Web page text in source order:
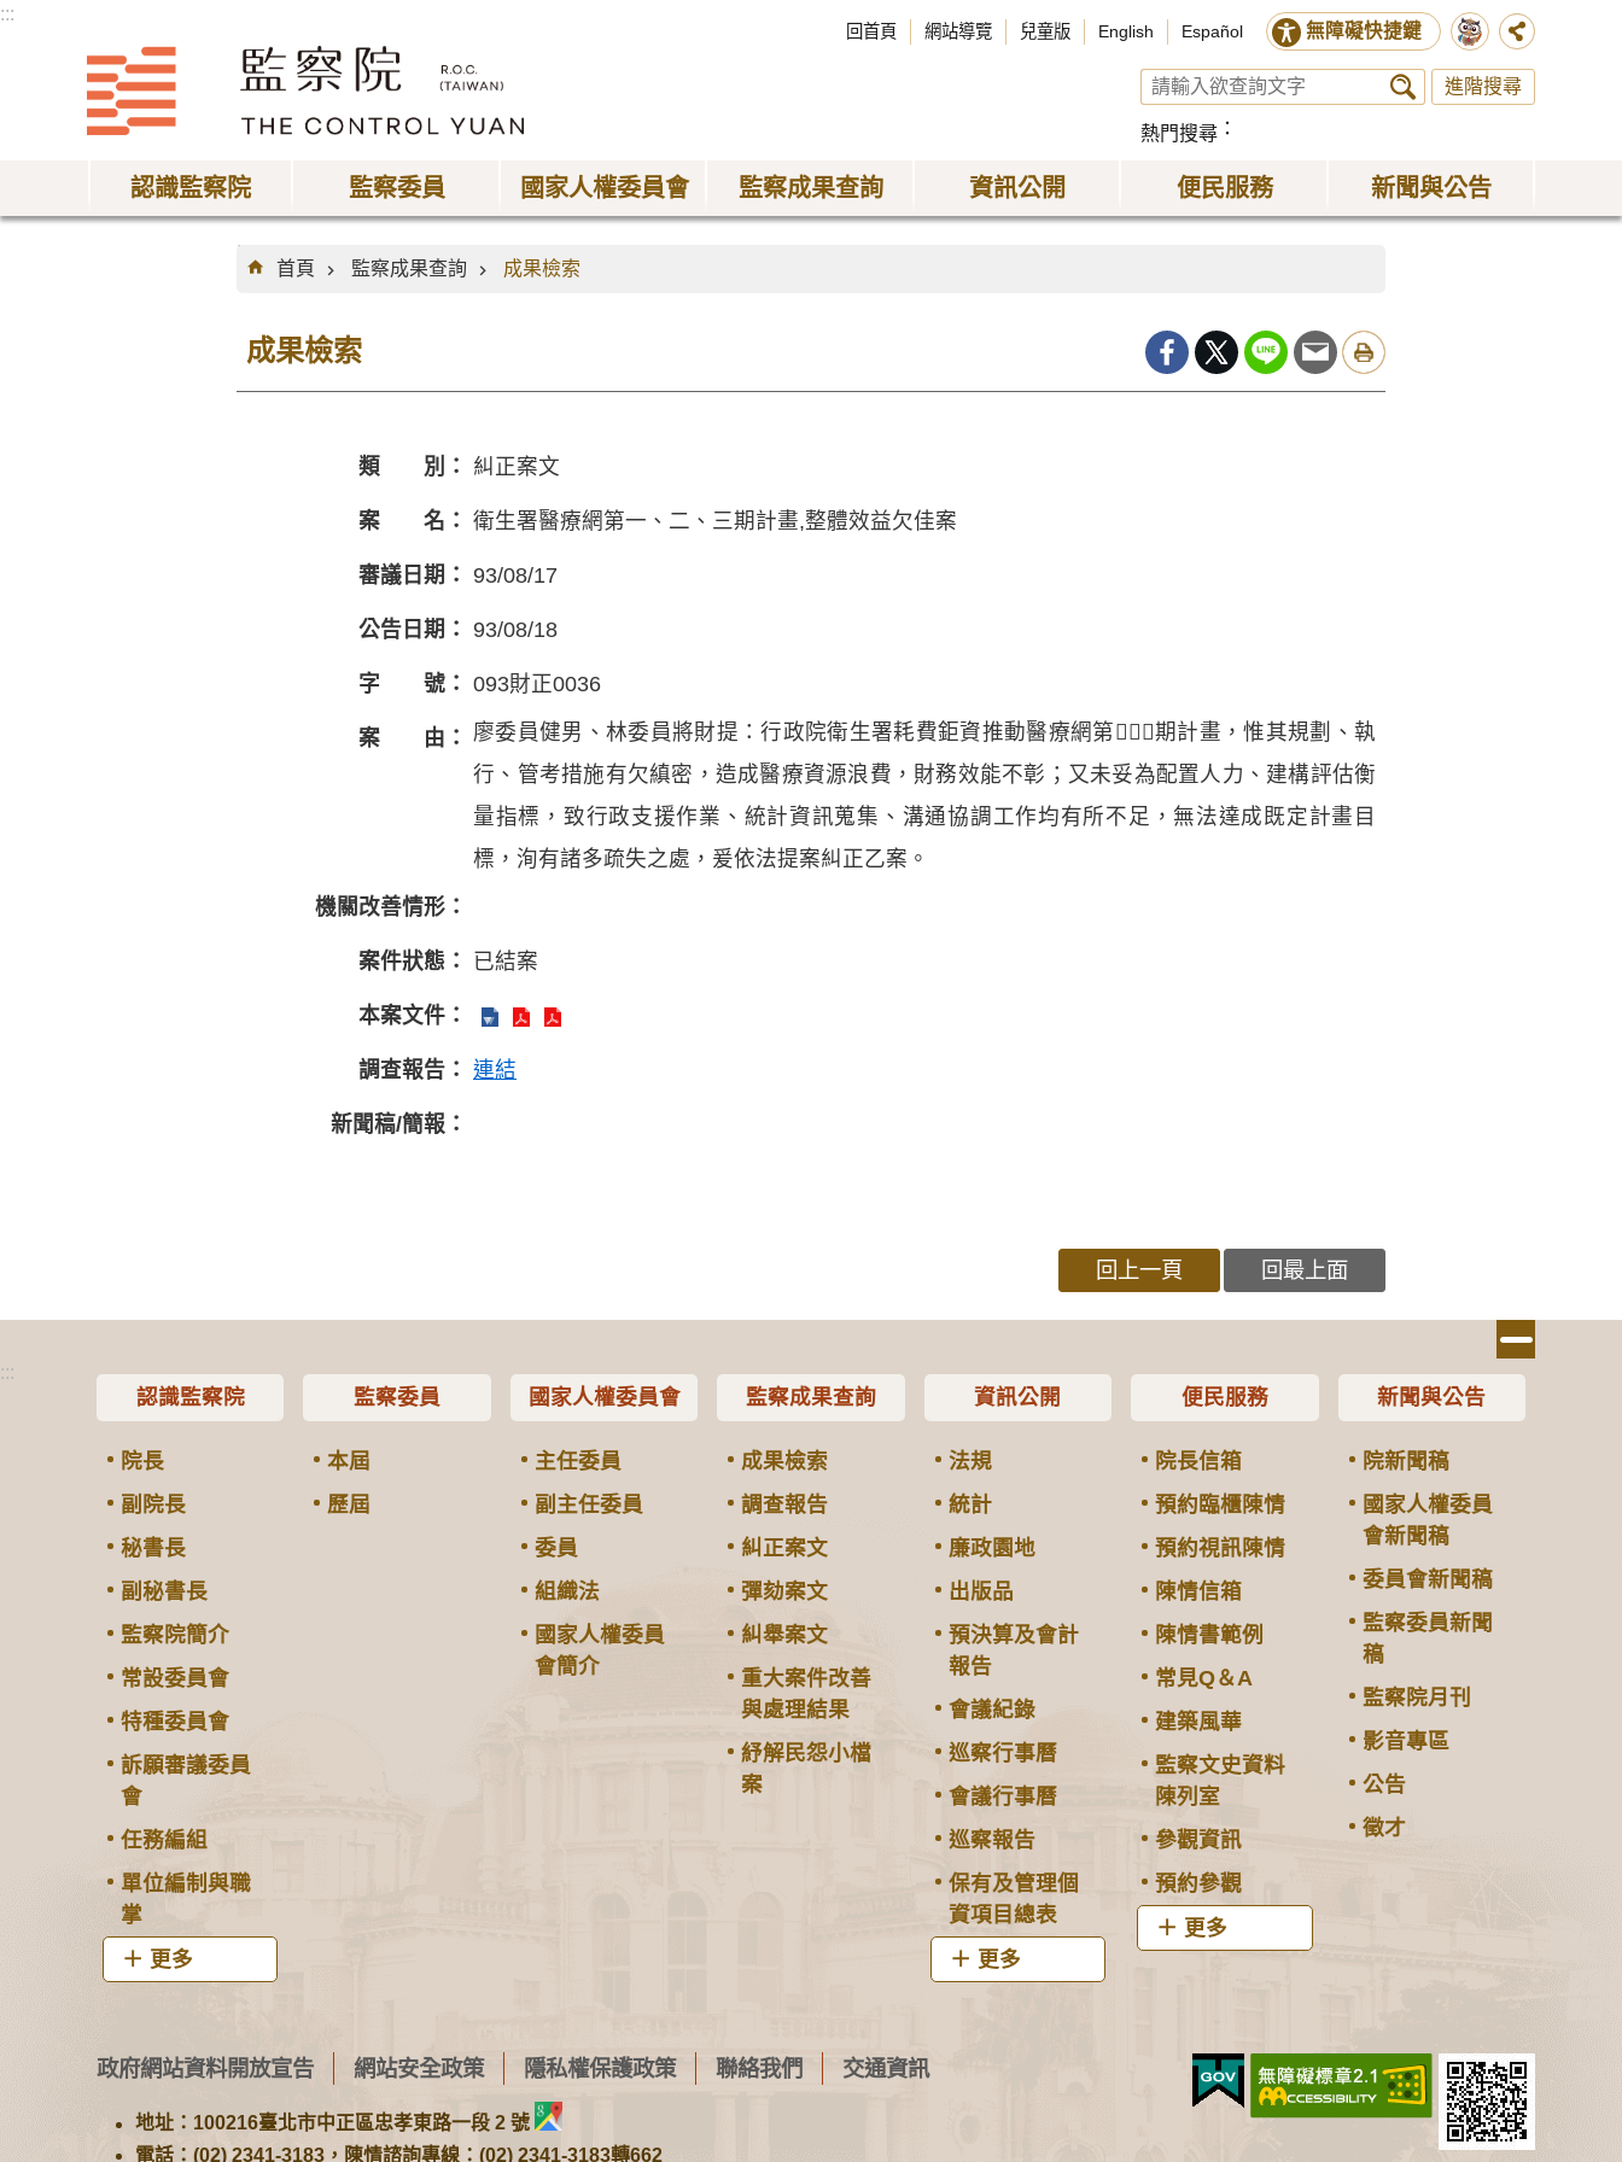
:::
回首頁 網站導覽 兒童版 English Español 無障礙快捷鍵
進階搜尋
熱門搜尋
認識監察院 監察委員 國家人權委員會 監察成果查詢 資訊公開 便民服務 新聞與公告
:::
首頁
監察成果查詢 成果檢索
成果檢索
類 別： 糾正案文
案 名： 衛生署醫療網第一、二、三期計畫,整體效益欠佳案
審議日期： 93/08/17
公告日期： 93/08/18
字 號： 093財正0036
案 由：
廖委員健男、林委員將財提：行政院衛生署耗費鉅資推動醫療網第期計畫，惟其規劃、執
行、管考措施有欠縝密，造成醫療資源浪費，財務效能不彰；又未妥為配置人力、建構評估衡
量指標，致行政支援作業、統計資訊蒐集、溝通協調工作均有所不足，無法達成既定計畫目
標，洵有諸多疏失之處，爰依法提案糾正乙案。
機關改善情形：
案件狀態： 已結案
本案文件：
調查報告： 連結
新聞稿/簡報：
回上一頁 回最上面
:::
認識監察院
院長
副院長
秘書長
副秘書長
監察院簡介
常設委員會
特種委員會
訴願審議委員
會
任務編組
單位編制與職
掌
更多
監察委員
本屆
歷屆
國家人權委員會
主任委員
副主任委員
委員
組織法
國家人權委員
會簡介
監察成果查詢
成果檢索
調查報告
糾正案文
彈劾案文
糾舉案文
重大案件改善
與處理結果
紓解民怨小檔
案
資訊公開
法規
統計
廉政園地
出版品
預決算及會計
報告
會議紀錄
巡察行事曆
會議行事曆
巡察報告
保有及管理個
資項目總表
更多
便民服務
院長信箱
預約臨櫃陳情
預約視訊陳情
陳情信箱
陳情書範例
常見Q＆A
建築風華
監察文史資料
陳列室
參觀資訊
預約參觀
更多
新聞與公告
院新聞稿
國家人權委員
會新聞稿
委員會新聞稿
監察委員新聞
稿
監察院月刊
影音專區
公告
徵才
政府網站資料開放宣告 網站安全政策 隱私權保護政策 聯絡我們 交通資訊
地址：100216臺北市中正區忠孝東路一段 2 號
電話：(02) 2341-3183，陳情諮詢專線：(02) 2341-3183轉662